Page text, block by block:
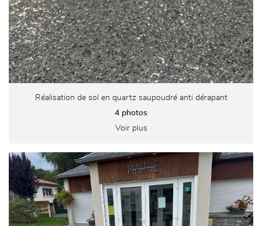
Réalisation de sol en quartz saupoudré anti dérapant
4 photos
Voir plus